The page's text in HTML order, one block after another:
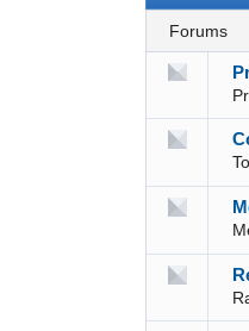
Forums